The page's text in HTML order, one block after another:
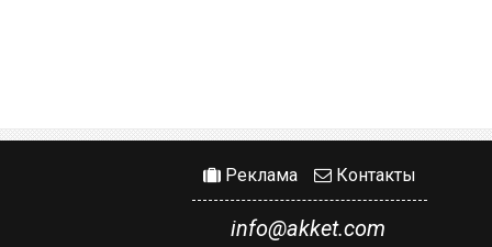
Реклама Контакты
info@akket.com